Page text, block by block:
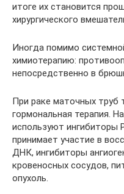
итоге их становится
хирургического
Иногда помимо
химиотерапию:
непосредственно в
При раке маточных труб
гормональная терапия.
используют ингибиторы
принимает участие в
ДНК, ингибиторы
кровеносных сосудов,
опухоль.